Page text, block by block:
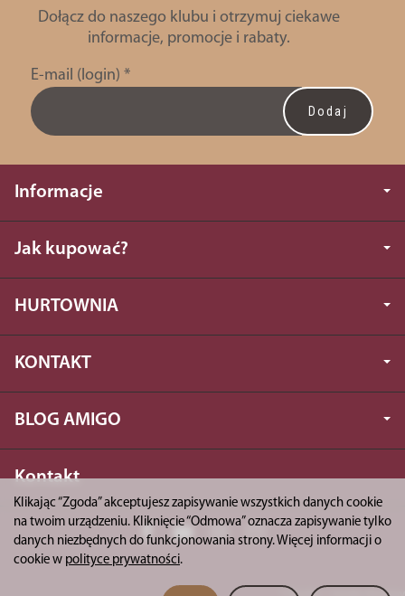
Dołącz do naszego klubu i otrzymuj ciekawe
informacje, promocje i rabaty.
E-mail (login) *
Informacje
Jak kupować?
HURTOWNIA
KONTAKT
BLOG AMIGO
Kontakt
Klikając “Zgoda” akceptujesz zapisywanie wszystkich danych cookie
na twoim urządzeniu. Kliknięcie “Odmowa” oznacza zapisywanie tylko
danych niezbędnych do funkcjonowania strony. Więcej informacji o
cookie w polityce prywatności.